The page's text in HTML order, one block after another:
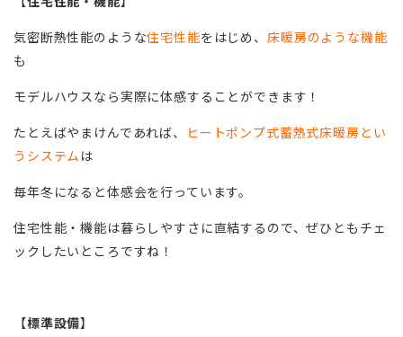
気密断熱性能のような住宅性能をはじめ、 床暖房のような機能
も
モデルハウスなら実際に体感することができます！
たとえばやまけんであれば、
ヒートポンプ式蓄熱式床暖房とい
うシステム は
毎年冬になると体感会を行っています。
住宅性能・機能は暮らしやすさに直結するので、ぜひともチェ
ックしたいところですね！
【標準設備】